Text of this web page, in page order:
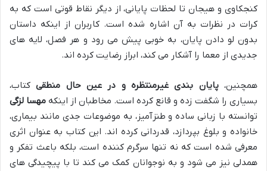
کنجکاوی و هیجان تا لحظات پایانی، از دیگر نقاط قوتی است که به
کرات در نظرات به آن اشاره شده است. کاربران از اینکه داستان
بدون لو دادن پایان، به خوبی پیش می رود و هر فصل، لایه های
جدیدی از معما را آشکار می کند، ابراز رضایت کرده اند.
همچنین،پایان بندی غیرمنتظره و در عین حال منطقیکتاب،
بسیاری را شگفت زده و قانع کرده است. مخاطبان از اینکه مهسا لزگی
توانسته با زبانی ساده و طنزآمیز، به موضوعات جدی مانند بیماری،
خانواده و بلوغ بپردازد، قدردانی کرده اند. این کتاب به عنوان اثری
معرفی شده است که نه تنها سرگرم کننده است، بلکه باعث تفکر و
همدلی نیز می شود و به نوجوانان کمک می کند تا با پیچیدگی های